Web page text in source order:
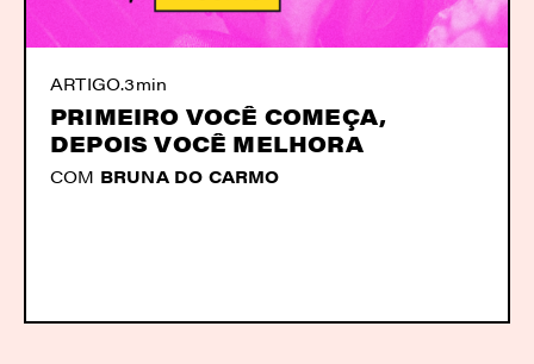
ARTIGO.3min
PRIMEIRO VOCÊ COMEÇA,
DEPOIS VOCÊ MELHORA
COM BRUNA DO CARMO